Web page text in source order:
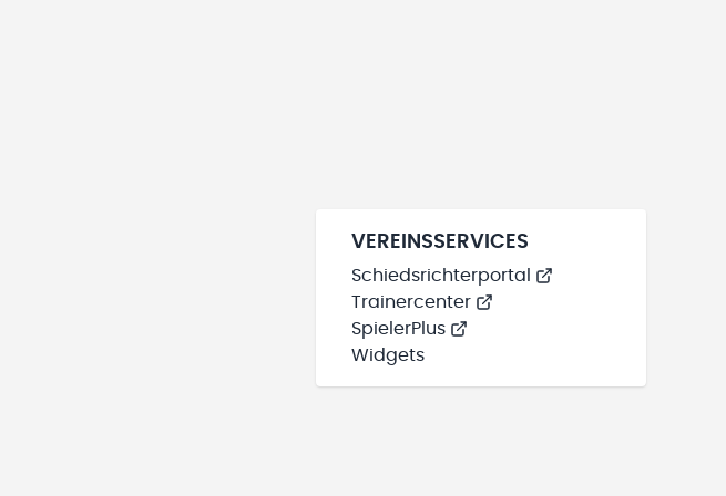
VEREINSSERVICES
Schiedsrichterportal
Trainercenter
SpielerPlus
Widgets